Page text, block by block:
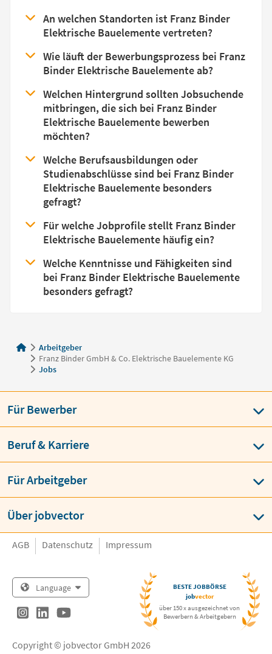
An welchen Standorten ist Franz Binder
Elektrische Bauelemente vertreten?
Wie läuft der Bewerbungsprozess bei Franz
Binder Elektrische Bauelemente ab?
Welchen Hintergrund sollten Jobsuchende
mitbringen, die sich bei Franz Binder
Elektrische Bauelemente bewerben
möchten?
Welche Berufsausbildungen oder
Studienabschlüsse sind bei Franz Binder
Elektrische Bauelemente besonders
gefragt?
Für welche Jobprofile stellt Franz Binder
Elektrische Bauelemente häufig ein?
Welche Kenntnisse und Fähigkeiten sind
bei Franz Binder Elektrische Bauelemente
besonders gefragt?
Arbeitgeber
Franz Binder GmbH & Co. Elektrische Bauelemente KG
Jobs
Für Bewerber
Beruf & Karriere
Für Arbeitgeber
Über jobvector
AGB Datenschutz Impressum
Language
BESTE JOBBÖRSE
jobvector
über 150 x ausgezeichnet von
Bewerbern & Arbeitgebern
Copyright © jobvector GmbH 2026